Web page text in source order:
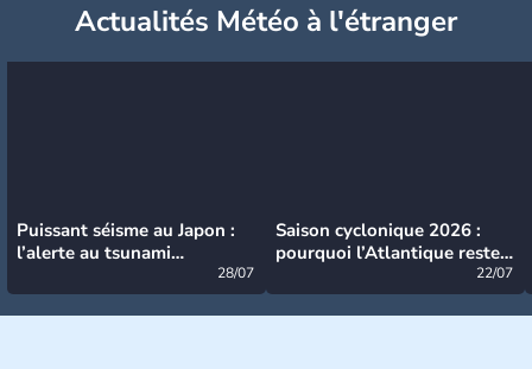
Actualités Météo à l'étranger
Puissant séisme au Japon :
l’alerte au tsunami
28/07
Saison cyclonique 2026 :
pourquoi l’Atlantique reste
22/07